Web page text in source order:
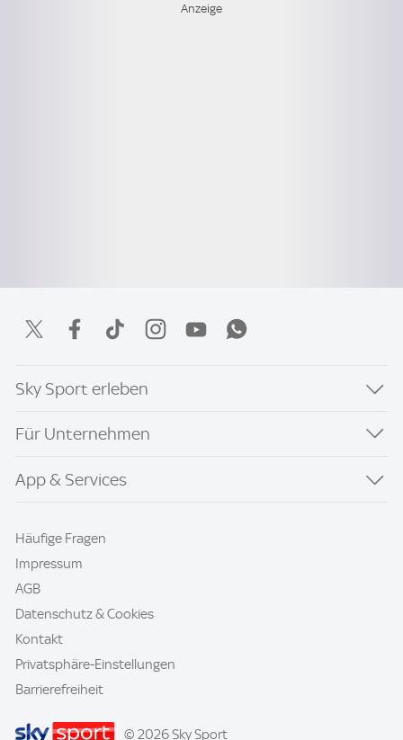
Sky Sport erleben
Für Unternehmen
App & Services
Häufige Fragen
Impressum
AGB
Datenschutz & Cookies
Kontakt
Privatsphäre-Einstellungen
Barrierefreiheit
© 2026 Sky Sport